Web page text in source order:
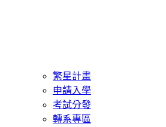
繁星計畫
申請入學
考試分發
轉系專區